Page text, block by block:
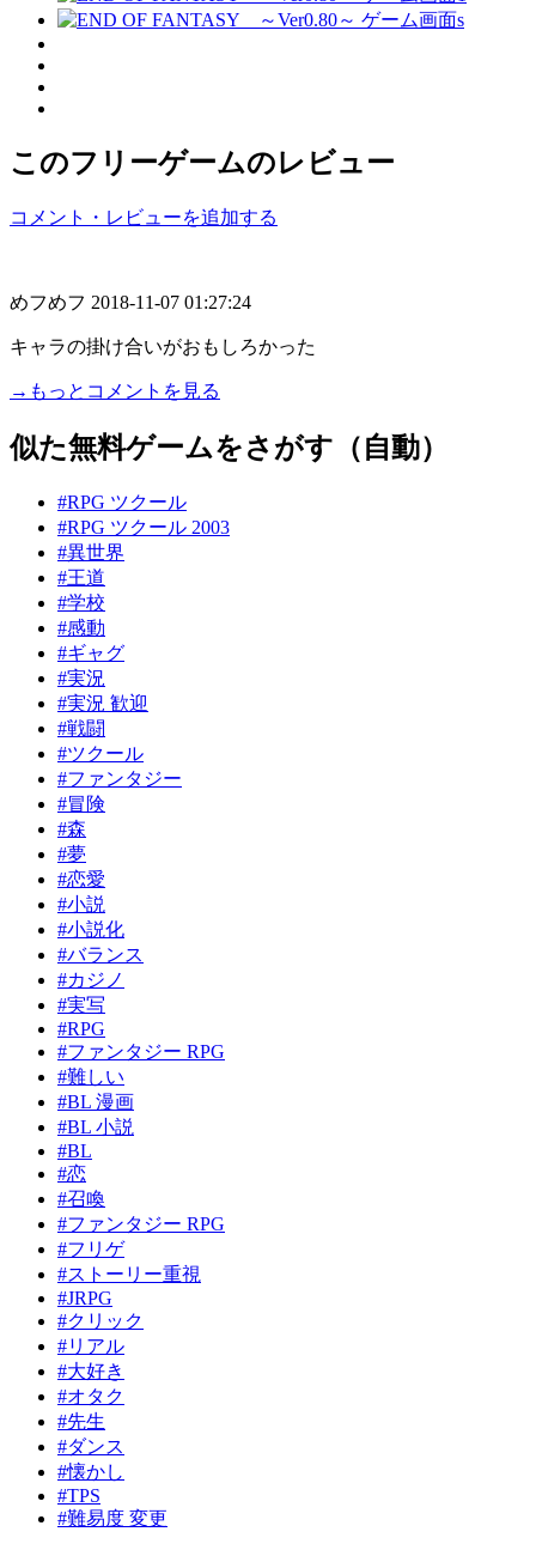
このフリーゲームのレビュー
コメント・レビューを追加する
めフめフ 2018-11-07 01:27:24
キャラの掛け合いがおもしろかった
→もっとコメントを見る
似た無料ゲームをさがす（自動）
#RPG ツクール
#RPG ツクール 2003
#異世界
#王道
#学校
#感動
#ギャグ
#実況
#実況 歓迎
#戦闘
#ツクール
#ファンタジー
#冒険
#森
#夢
#恋愛
#小説
#小説化
#バランス
#カジノ
#実写
#RPG
#ファンタジー RPG
#難しい
#BL 漫画
#BL 小説
#BL
#恋
#召喚
#ファンタジー RPG
#フリゲ
#ストーリー重視
#JRPG
#クリック
#リアル
#大好き
#オタク
#先生
#ダンス
#懐かし
#TPS
#難易度 変更